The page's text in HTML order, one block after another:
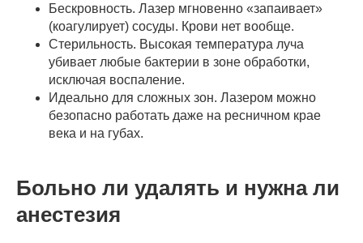
Бескровность. Лазер мгновенно «запаивает»
(коагулирует) сосуды. Крови нет вообще.
Стерильность. Высокая температура луча
убивает любые бактерии в зоне обработки,
исключая воспаление.
Идеально для сложных зон. Лазером можно
безопасно работать даже на ресничном крае
века и на губах.
Больно ли удалять и нужна ли
анестезия